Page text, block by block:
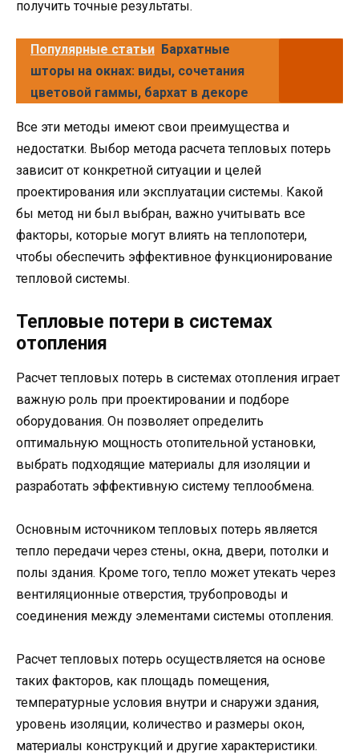
получить точные результаты.
Популярные статьи Бархатные
шторы на окнах: виды, сочетания
цветовой гаммы, бархат в декоре
Все эти методы имеют свои преимущества и
недостатки. Выбор метода расчета тепловых потерь
зависит от конкретной ситуации и целей
проектирования или эксплуатации системы. Какой
бы метод ни был выбран, важно учитывать все
факторы, которые могут влиять на теплопотери,
чтобы обеспечить эффективное функционирование
тепловой системы.
Тепловые потери в системах
отопления
Расчет тепловых потерь в системах отопления играет
важную роль при проектировании и подборе
оборудования. Он позволяет определить
оптимальную мощность отопительной установки,
выбрать подходящие материалы для изоляции и
разработать эффективную систему теплообмена.
Основным источником тепловых потерь является
тепло передачи через стены, окна, двери, потолки и
полы здания. Кроме того, тепло может утекать через
вентиляционные отверстия, трубопроводы и
соединения между элементами системы отопления.
Расчет тепловых потерь осуществляется на основе
таких факторов, как площадь помещения,
температурные условия внутри и снаружи здания,
уровень изоляции, количество и размеры окон,
материалы конструкций и другие характеристики.